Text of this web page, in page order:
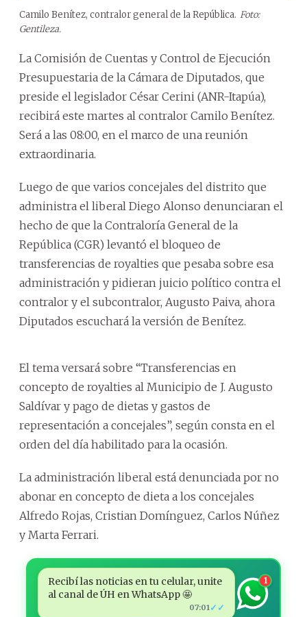
Camilo Benítez, contralor general de la República. Foto:
Gentileza.
La Comisión de Cuentas y Control de Ejecución
Presupuestaria de la Cámara de Diputados, que
preside el legislador César Cerini (ANR-Itapúa),
recibirá este martes al contralor Camilo Benítez.
Será a las 08:00, en el marco de una reunión
extraordinaria.
Luego de que varios concejales del distrito que
administra el liberal Diego Alonso denunciaran el
hecho de que la Contraloría General de la
República (CGR) levantó el bloqueo de
transferencias de royalties que pesaba sobre esa
administración y pidieran juicio político contra el
contralor y el subcontralor, Augusto Paiva, ahora
Diputados escuchará la versión de Benítez.
El tema versará sobre “Transferencias en
concepto de royalties al Municipio de J. Augusto
Saldívar y pago de dietas y gastos de
representación a concejales”, según consta en el
orden del día habilitado para la ocasión.
La administración liberal está denunciada por no
abonar en concepto de dieta a los concejales
Alfredo Rojas, Cristian Domínguez, Carlos Núñez
y Marta Ferrari.
Recibí las noticias en tu celular, unite
al canal de ÚH en WhatsApp 🤩
07:01 ✓✓
1